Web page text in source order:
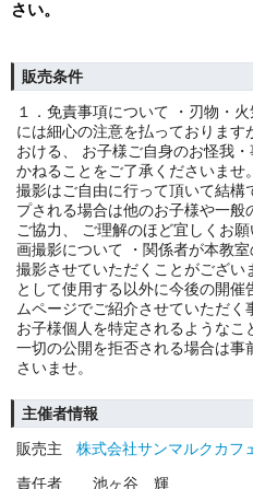
さい。
販売条件
１．免責事項について ・刃物・
には細心の注意を払っております
おける、 お子様ご自身のお怪我
かねることをご了承くださいま
撮影はご自由に行って頂いて結構
プされる場合は他のお子様や一般
ご協力、 ご理解のほど宜しくお
画撮影について ・関係者が本教
撮影させていただくことがござ
として使用する以外に今後の開
ムページでご紹介させていただく
お子様個人を特定されるようなこ
一切の公開を拒否される場合は
さいませ。
主催者情報
販売主
株式会社サンマルクカフ
責任者
池ヶ谷 輝